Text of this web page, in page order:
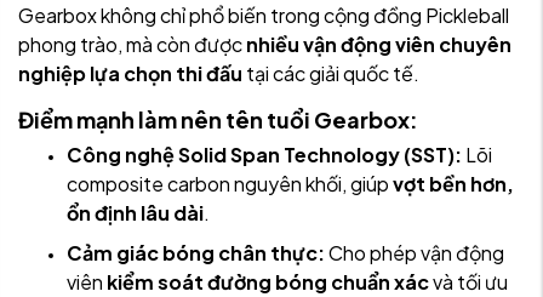
Gearbox không chỉ phổ biến trong cộng đồng Pickleball
phong trào, mà còn đượcnhiều vận động viên chuyên
nghiệp lựa chọn thi đấu tại các giải quốc tế.
Điểm mạnh làm nên tên tuổi Gearbox:
Công nghệ Solid Span Technology (SST): Lõi
composite carbon nguyên khối, giúpvợt bền hơn,
ổn định lâu dài.
Cảm giác bóng chân thực:Cho phép vận động
viên kiểm soát đường bóng chuẩn xácvà tối ưu